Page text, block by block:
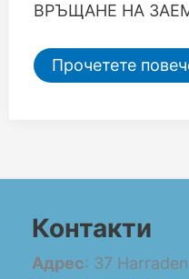
ВРЪЩАНЕ НА
Прочетете
Контакти
Адрес: 37